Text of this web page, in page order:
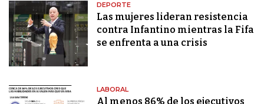
DEPORTE
Las mujeres lideran resistencia
contra Infantino mientras la Fifa
se enfrenta a una crisis
LABORAL
Al menos 86% de los ejecutivos